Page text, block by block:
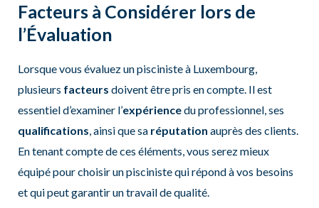
Facteurs à Considérer lors de
l’Évaluation
Lorsque vous évaluez un pisciniste à Luxembourg,
plusieurs facteurs doivent être pris en compte. Il est
essentiel d’examiner l’expériencedu professionnel, ses
qualifications , ainsi que sa réputation auprès des clients.
En tenant compte de ces éléments, vous serez mieux
équipé pour choisir un pisciniste qui répond à vos besoins
et qui peut garantir un travail de qualité.